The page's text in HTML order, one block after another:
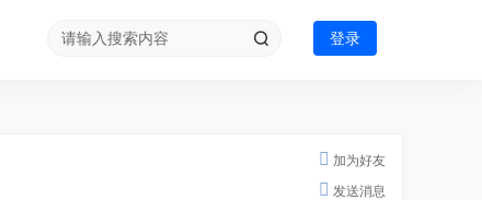
登录
加为好友
发送消息